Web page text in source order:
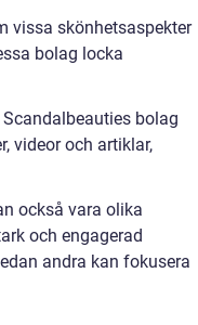
vissa skönhetsaspekter
bolag locka
bolag
videor och artiklar,
också vara olika
och engagerad
andra kan fokusera